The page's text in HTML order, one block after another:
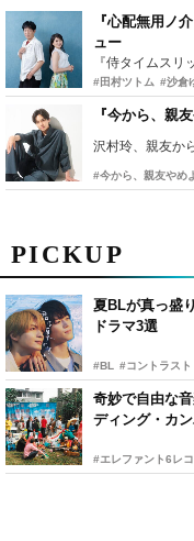
PICKUP
夏BLが真っ盛
ドラマ3選
#BL #コントラスト
奇妙で自由な
ディング・カ
#エレファント6レ
『心配無用ノ
ュー
#田村ツトム #沙倉
『今から、親
沢村玲、親友か
#今から、親友やめ